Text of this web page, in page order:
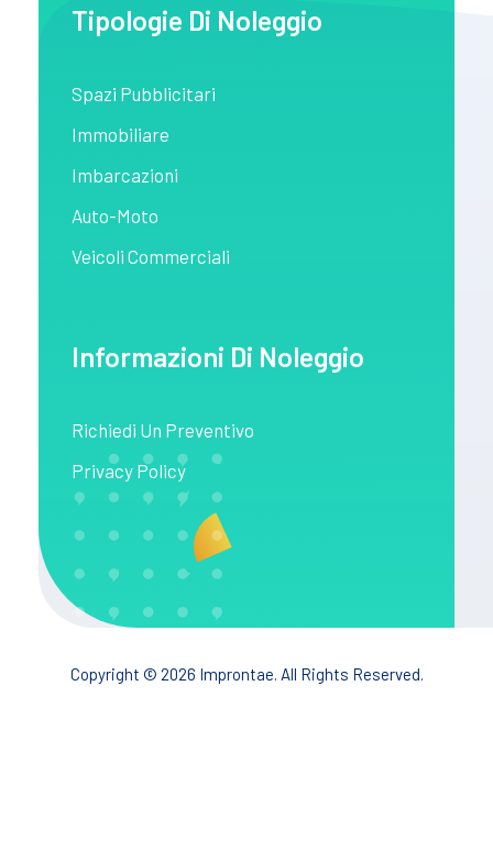
Tipologie Di Noleggio
Spazi Pubblicitari
Immobiliare
Imbarcazioni
Auto-Moto
Veicoli Commerciali
Informazioni Di Noleggio
Richiedi Un Preventivo
Privacy Policy
Copyright © 2026 Improntae. All Rights Reserved.